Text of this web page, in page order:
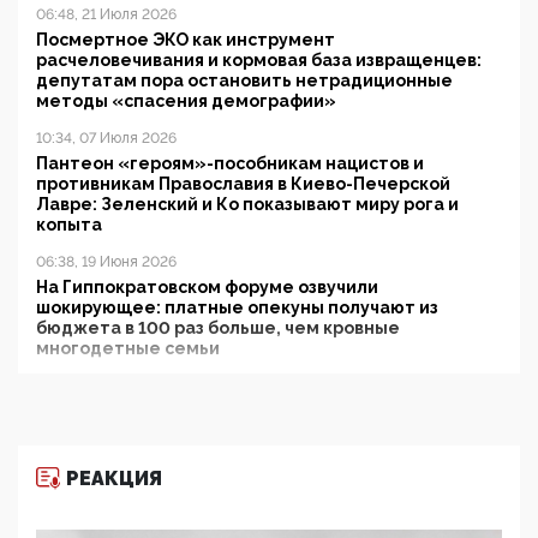
06:48, 21 Июля 2026
Посмертное ЭКО как инструмент
расчеловечивания и кормовая база извращенцев:
депутатам пора остановить нетрадиционные
методы «спасения демографии»
10:34, 07 Июля 2026
Пантеон «героям»-пособникам нацистов и
противникам Православия в Киево-Печерской
Лавре: Зеленский и Ко показывают миру рога и
копыта
06:38, 19 Июня 2026
На Гиппократовском форуме озвучили
шокирующее: платные опекуны получают из
бюджета в 100 раз больше, чем кровные
многодетные семьи
11:53, 09 Июня 2026
РЕАКЦИЯ